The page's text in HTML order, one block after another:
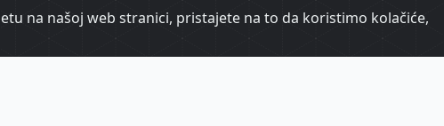
turizma.
na našoj web stranici, pristajete na to da koristimo kolačiće,